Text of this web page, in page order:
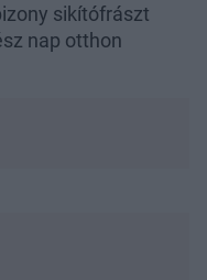
sikítófrászt
nap otthon